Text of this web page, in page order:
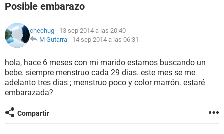
NUTRICIÓN
BIENESTAR
SEXUALIDAD
GLOSARIO
Posible embarazo
chechug - 13 sep 2014 a las 20:40
M Gutarra - 14 sep 2014 a las 06:31
hola, hace 6 meses con mi marido estamos buscando un
bebe. siempre menstruo cada 29 dias. este mes se me
adelanto tres dias ; menstruo poco y color marrón. estaré
embarazada?
Compartir